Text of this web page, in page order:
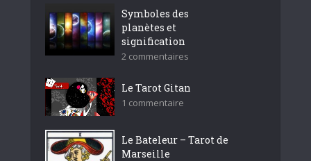
Symboles des
planètes et
signification
2 commentaires
Le Tarot Gitan
1 commentaire
Le Bateleur – Tarot de
Marseille